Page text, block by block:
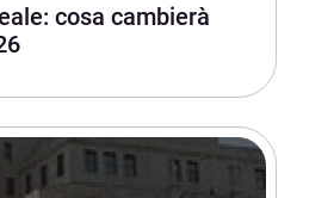
cosa cambierà